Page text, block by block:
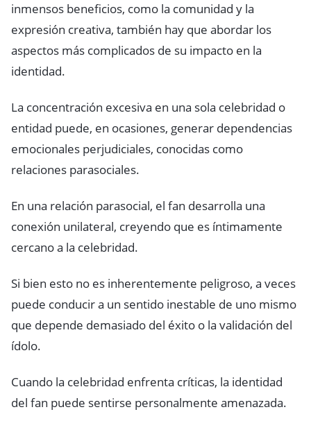
inmensos beneficios, como la comunidad y la
expresión creativa, también hay que abordar los
aspectos más complicados de su impacto en la
identidad.
La concentración excesiva en una sola celebridad o
entidad puede, en ocasiones, generar dependencias
emocionales perjudiciales, conocidas como
relaciones parasociales.
En una relación parasocial, el fan desarrolla una
conexión unilateral, creyendo que es íntimamente
cercano a la celebridad.
Si bien esto no es inherentemente peligroso, a veces
puede conducir a un sentido inestable de uno mismo
que depende demasiado del éxito o la validación del
ídolo.
Cuando la celebridad enfrenta críticas, la identidad
del fan puede sentirse personalmente amenazada.